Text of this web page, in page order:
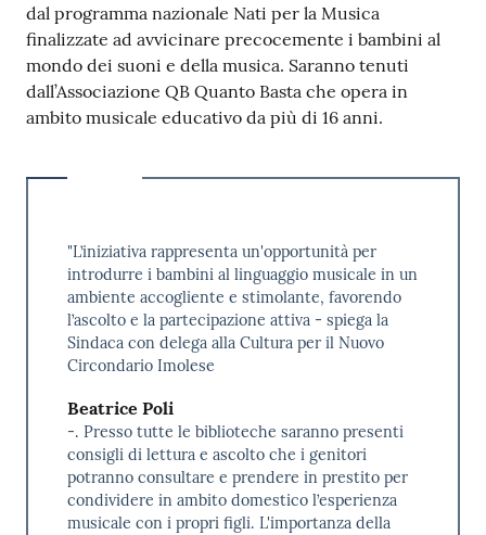
dal programma nazionale Nati per la Musica
finalizzate ad avvicinare precocemente i bambini al
mondo dei suoni e della musica. Saranno tenuti
dall’Associazione QB Quanto Basta che opera in
ambito musicale educativo da più di 16 anni.
"L’iniziativa rappresenta un'opportunità per
introdurre i bambini al linguaggio musicale in un
ambiente accogliente e stimolante, favorendo
l’ascolto e la partecipazione attiva - spiega la
Sindaca con delega alla Cultura per il Nuovo
Circondario Imolese
Beatrice Poli
-. Presso tutte le biblioteche saranno presenti
consigli di lettura e ascolto che i genitori
potranno consultare e prendere in prestito per
condividere in ambito domestico l’esperienza
musicale con i propri figli. L'importanza della